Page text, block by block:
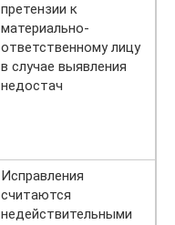
претензии к
материально-
ответственному лицу
в случае выявления
недостач
Исправления
считаются
недействительными